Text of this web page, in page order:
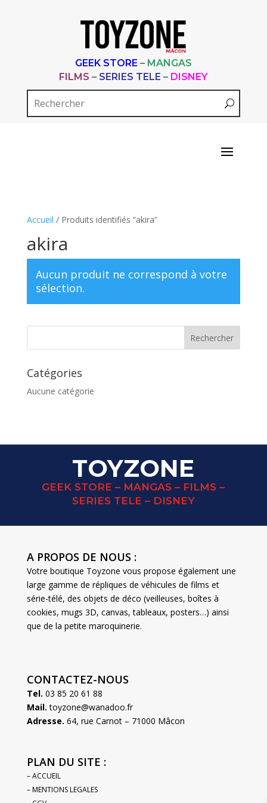
GEEK STORE – MANGAS
FILMS – SERIES TELE – DISNEY
Accueil / Produits identifiés “akira”
akira
Aucun produit ne correspond à votre
sélection.
Catégories
Aucune catégorie
TOYZONE
GEEK STORE – MANGAS – FILMS –
SERIES TELE – DISNEY
A PROPOS DE NOUS :
Votre boutique Toyzone vous propose également une
large gamme de répliques de véhicules de films et
série-télé, des objets de déco (veilleuses, boîtes à
cookies, mugs 3D, canvas, tableaux, posters…) ainsi
que de la petite maroquinerie.
CONTACTEZ-NOUS
Tel. 03 85 20 61 88
Mail. toyzone@wanadoo.fr
Adresse. 64, rue Carnot – 71000 Mâcon
PLAN DU SITE :
– ACCUEIL
– MENTIONS LEGALES